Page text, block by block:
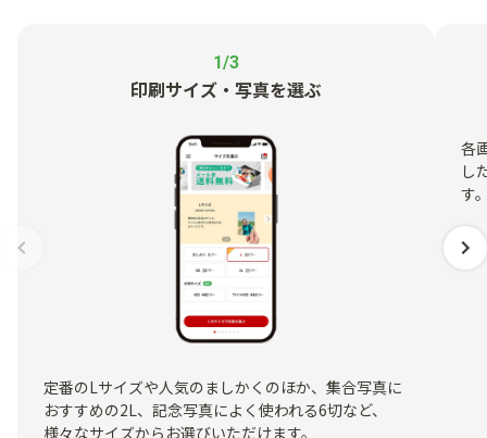
1/3
印刷サイズ・写真を選ぶ
定番のLサイズや人気のましかくのほか、集合写真に
おすすめの2L、記念写真によく使われる6切など、
様々なサイズからお選びいただけます。
各
し
す